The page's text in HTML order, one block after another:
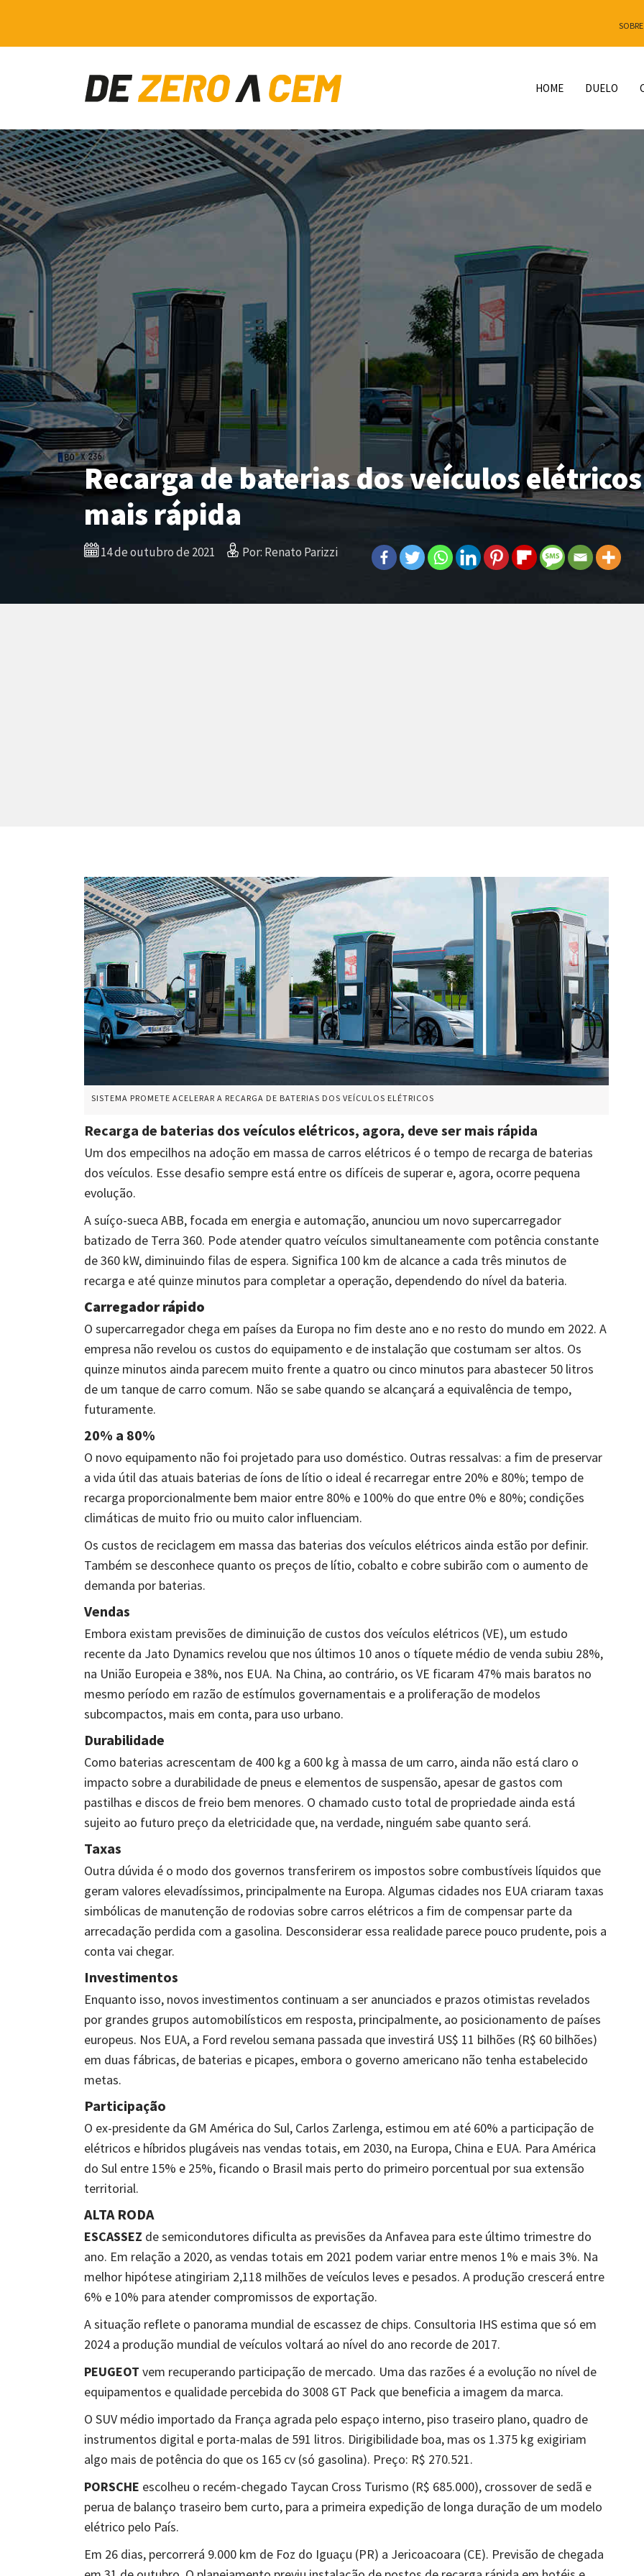
SOBRE
Main Navigation HOME DUELO
Recarga de baterias dos veículos
mais rápida
14 de outubro de 2021 Por: Renato Parizzi
SISTEMA PROMETE ACELERAR A RECARGA DE BATERIAS DOS VEÍCULOS ELÉTRICOS
Recarga de baterias dos veículos elétricos, agora, deve ser mais rápida
Um dos empecilhos na adoção em massa de carros elétricos é o tempo de recarga de baterias
dos veículos. Esse desafio sempre está entre os difíceis de superar e, agora, ocorre pequena
evolução.
A suíço-sueca ABB, focada em energia e automação, anunciou um novo supercarregador
batizado de Terra 360. Pode atender quatro veículos simultaneamente com potência constante
de 360 kW, diminuindo filas de espera. Significa 100 km de alcance a cada três minutos de
recarga e até quinze minutos para completar a operação, dependendo do nível da bateria.
Carregador rápido
O supercarregador chega em países da Europa no fim deste ano e no resto do mundo em 2022. A
empresa não revelou os custos do equipamento e de instalação que costumam ser altos. Os
quinze minutos ainda parecem muito frente a quatro ou cinco minutos para abastecer 50 litros
de um tanque de carro comum. Não se sabe quando se alcançará a equivalência de tempo,
futuramente.
20% a 80%
O novo equipamento não foi projetado para uso doméstico. Outras ressalvas: a fim de preservar
a vida útil das atuais baterias de íons de lítio o ideal é recarregar entre 20% e 80%; tempo de
recarga proporcionalmente bem maior entre 80% e 100% do que entre 0% e 80%; condições
climáticas de muito frio ou muito calor influenciam.
Os custos de reciclagem em massa das baterias dos veículos elétricos ainda estão por definir.
Também se desconhece quanto os preços de lítio, cobalto e cobre subirão com o aumento de
demanda por baterias.
Vendas
Embora existam previsões de diminuição de custos dos veículos elétricos (VE), um estudo
recente da Jato Dynamics revelou que nos últimos 10 anos o tíquete médio de venda subiu 28%,
na União Europeia e 38%, nos EUA. Na China, ao contrário, os VE ficaram 47% mais baratos no
mesmo período em razão de estímulos governamentais e a proliferação de modelos
subcompactos, mais em conta, para uso urbano.
Durabilidade
Como baterias acrescentam de 400 kg a 600 kg à massa de um carro, ainda não está claro o
impacto sobre a durabilidade de pneus e elementos de suspensão, apesar de gastos com
pastilhas e discos de freio bem menores. O chamado custo total de propriedade ainda está
sujeito ao futuro preço da eletricidade que, na verdade, ninguém sabe quanto será.
Taxas
Outra dúvida é o modo dos governos transferirem os impostos sobre combustíveis líquidos que
geram valores elevadíssimos, principalmente na Europa. Algumas cidades nos EUA criaram taxas
simbólicas de manutenção de rodovias sobre carros elétricos a fim de compensar parte da
arrecadação perdida com a gasolina. Desconsiderar essa realidade parece pouco prudente, pois a
conta vai chegar.
Investimentos
Enquanto isso, novos investimentos continuam a ser anunciados e prazos otimistas revelados
por grandes grupos automobilísticos em resposta, principalmente, ao posicionamento de países
europeus. Nos EUA, a Ford revelou semana passada que investirá US$ 11 bilhões (R$ 60 bilhões)
em duas fábricas, de baterias e picapes, embora o governo americano não tenha estabelecido
metas.
Participação
O ex-presidente da GM América do Sul, Carlos Zarlenga, estimou em até 60% a participação de
elétricos e híbridos plugáveis nas vendas totais, em 2030, na Europa, China e EUA. Para América
do Sul entre 15% e 25%, ficando o Brasil mais perto do primeiro porcentual por sua extensão
territorial.
ALTA RODA
ESCASSEZ de semicondutores dificulta as previsões da Anfavea para este último trimestre do
ano. Em relação a 2020, as vendas totais em 2021 podem variar entre menos 1% e mais 3%. Na
melhor hipótese atingiriam 2,118 milhões de veículos leves e pesados. A produção crescerá entre
6% e 10% para atender compromissos de exportação.
A situação reflete o panorama mundial de escassez de chips. Consultoria IHS estima que só em
2024 a produção mundial de veículos voltará ao nível do ano recorde de 2017.
PEUGEOT vem recuperando participação de mercado. Uma das razões é a evolução no nível de
equipamentos e qualidade percebida do 3008 GT Pack que beneficia a imagem da marca.
O SUV médio importado da França agrada pelo espaço interno, piso traseiro plano, quadro de
instrumentos digital e porta-malas de 591 litros. Dirigibilidade boa, mas os 1.375 kg exigiriam
algo mais de potência do que os 165 cv (só gasolina). Preço: R$ 270.521.
PORSCHE escolheu o recém-chegado Taycan Cross Turismo (R$ 685.000), crossover de sedã e
perua de balanço traseiro bem curto, para a primeira expedição de longa duração de um modelo
elétrico pelo País.
Em 26 dias, percorrerá 9.000 km de Foz do Iguaçu (PR) a Jericoacoara (CE). Previsão de chegada